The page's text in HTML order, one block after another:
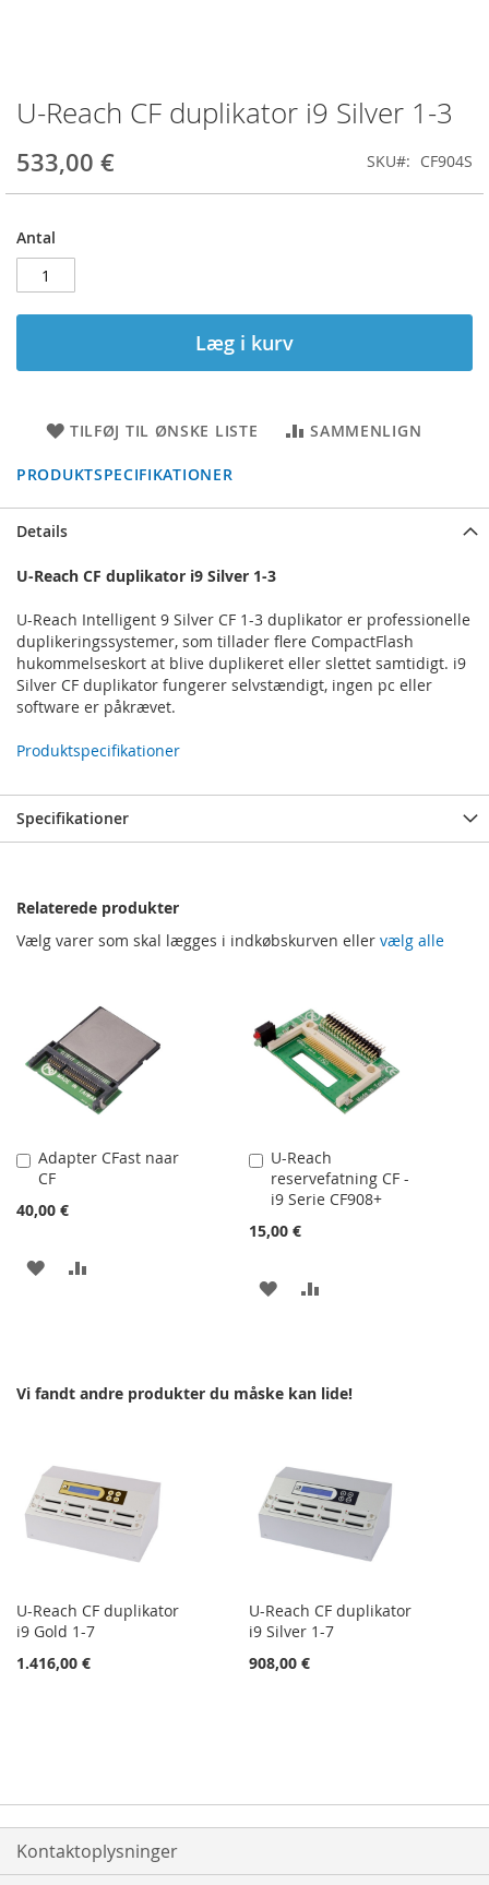
U-Reach CF duplikator i9 Silver 1-3
533,00 € SKU CF904S
Antal
Læg i kurv
TILFØJ TIL ØNSKE LISTE SAMMENLIGN
PRODUKTSPECIFIKATIONER
Gå
til
starten
af
billedgalleriet
Details
U-Reach CF duplikator i9 Silver 1-3
U-Reach Intelligent 9 Silver CF 1-3 duplikator er professionelle
duplikeringssystemer, som tillader flere CompactFlash
hukommelseskort at blive duplikeret eller slettet samtidigt. i9
Silver CF duplikator fungerer selvstændigt, ingen pc eller
software er påkrævet.
Produktspecifikationer
Specifikationer
Relaterede produkter
Vælg varer som skal lægges i indkøbskurven eller vælg alle
Adapter CFast naar
CF
40,00 €
Læg
kurv
TILFØJ
U-Reach
reservefatning CF -
i9 Serie CF908+
15,00 €
Læg
i
kurv
TILFØJ
LISTE
Vi fandt andre produkter du måske kan lide!
U-Reach CF duplikator
i9 Gold 1-7
1.416,00 €
U-Reach CF duplikator
i9 Silver 1-7
908,00 €
Kontaktoplysninger